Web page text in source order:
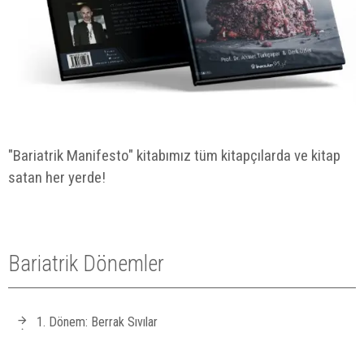
"Bariatrik Manifesto" kitabımız tüm kitapçılarda ve kitap
satan her yerde!
Bariatrik Dönemler
1. Dönem: Berrak Sıvılar